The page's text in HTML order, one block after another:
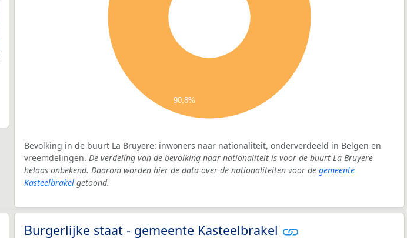
90,8%
Bevolking in de buurt La Bruyere: inwoners naar nationaliteit, onderverdeeld in Belgen en
vreemdelingen. De verdeling van de bevolking naar nationaliteit is voor de buurt La Bruyere
helaas onbekend. Daarom worden hier de data over de nationaliteiten voor de gemeente
Kasteelbrakel getoond.
Burgerlijke staat - gemeente Kasteelbrakel